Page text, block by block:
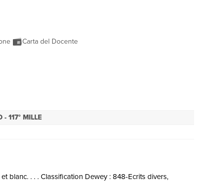
Carta del Docente
- 117° MILLE
blanc. . . . Classification Dewey : 848-Ecrits divers,